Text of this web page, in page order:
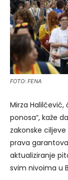
FOTO: FENA
Mirza Halilčević,
ponosa“, kaže
zakonske
prava
aktualiziranje
svim nivoima u